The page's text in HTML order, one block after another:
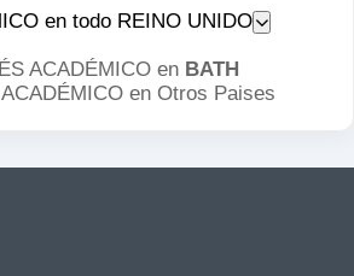
en todo REINO UNIDO
ACADÉMICO en BATH
en Otros Paises